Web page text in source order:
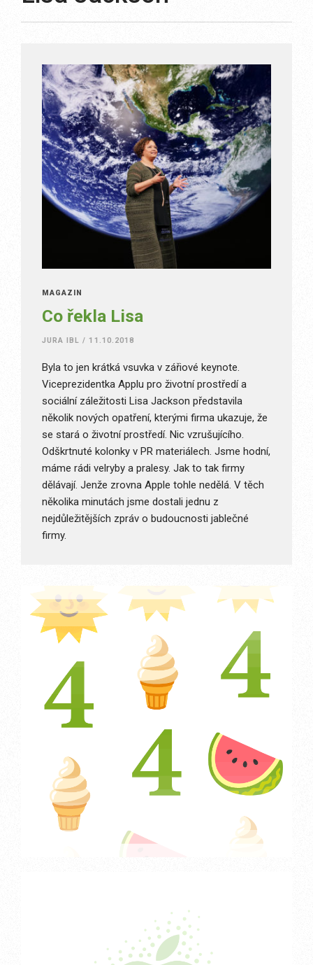
MAGAZÍN
Co řekla Lisa
JURA IBL / 11.10.2018
Byla to jen krátká vsuvka v zářiové keynote.
Viceprezidentka Applu pro životní prostředí a
sociální záležitosti Lisa Jackson představila
několik nových opatření, kterými firma ukazuje, že
se stará o životní prostředí. Nic vzrušujícího.
Odškrtnuté kolonky v PR materiálech. Jsme hodní,
máme rádi velryby a pralesy. Jak to tak firmy
dělávají. Jenže zrovna Apple tohle nedělá. V těch
několika minutách jsme dostali jednu z
nejdůležitějších zpráv o budoucnosti jablečné
firmy.